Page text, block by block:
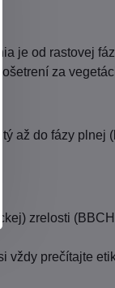
je od rastovej
za
až do fázy plnej
zrelosti
vždy prečítajte